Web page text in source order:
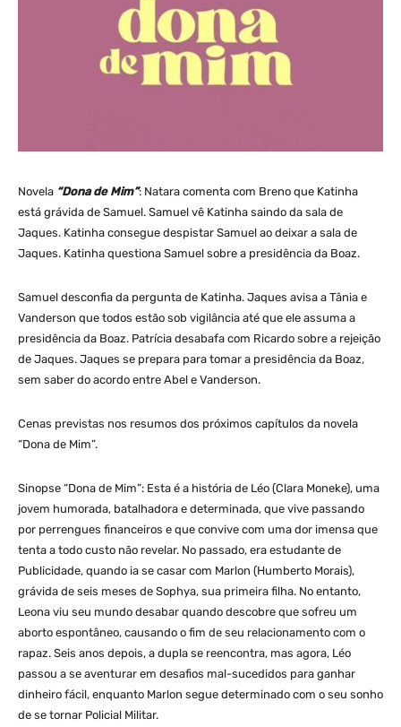
Novela “Dona de Mim”: Natara comenta com Breno que Katinha
está grávida de Samuel. Samuel vê Katinha saindo da sala de
Jaques. Katinha consegue despistar Samuel ao deixar a sala de
Jaques. Katinha questiona Samuel sobre a presidência da Boaz.
Samuel desconfia da pergunta de Katinha. Jaques avisa a Tânia e
Vanderson que todos estão sob vigilância até que ele assuma a
presidência da Boaz. Patrícia desabafa com Ricardo sobre a rejeição
de Jaques. Jaques se prepara para tomar a presidência da Boaz,
sem saber do acordo entre Abel e Vanderson.
Cenas previstas nos resumos dos próximos capítulos da novela
“Dona de Mim”.
Sinopse “Dona de Mim”: Esta é a história de Léo (Clara Moneke), uma
jovem humorada, batalhadora e determinada, que vive passando
por perrengues financeiros e que convive com uma dor imensa que
tenta a todo custo não revelar. No passado, era estudante de
Publicidade, quando ia se casar com Marlon (Humberto Morais),
grávida de seis meses de Sophya, sua primeira filha. No entanto,
Leona viu seu mundo desabar quando descobre que sofreu um
aborto espontâneo, causando o fim de seu relacionamento com o
rapaz. Seis anos depois, a dupla se reencontra, mas agora, Léo
passou a se aventurar em desafios mal-sucedidos para ganhar
dinheiro fácil, enquanto Marlon segue determinado com o seu sonho
de se tornar Policial Militar.